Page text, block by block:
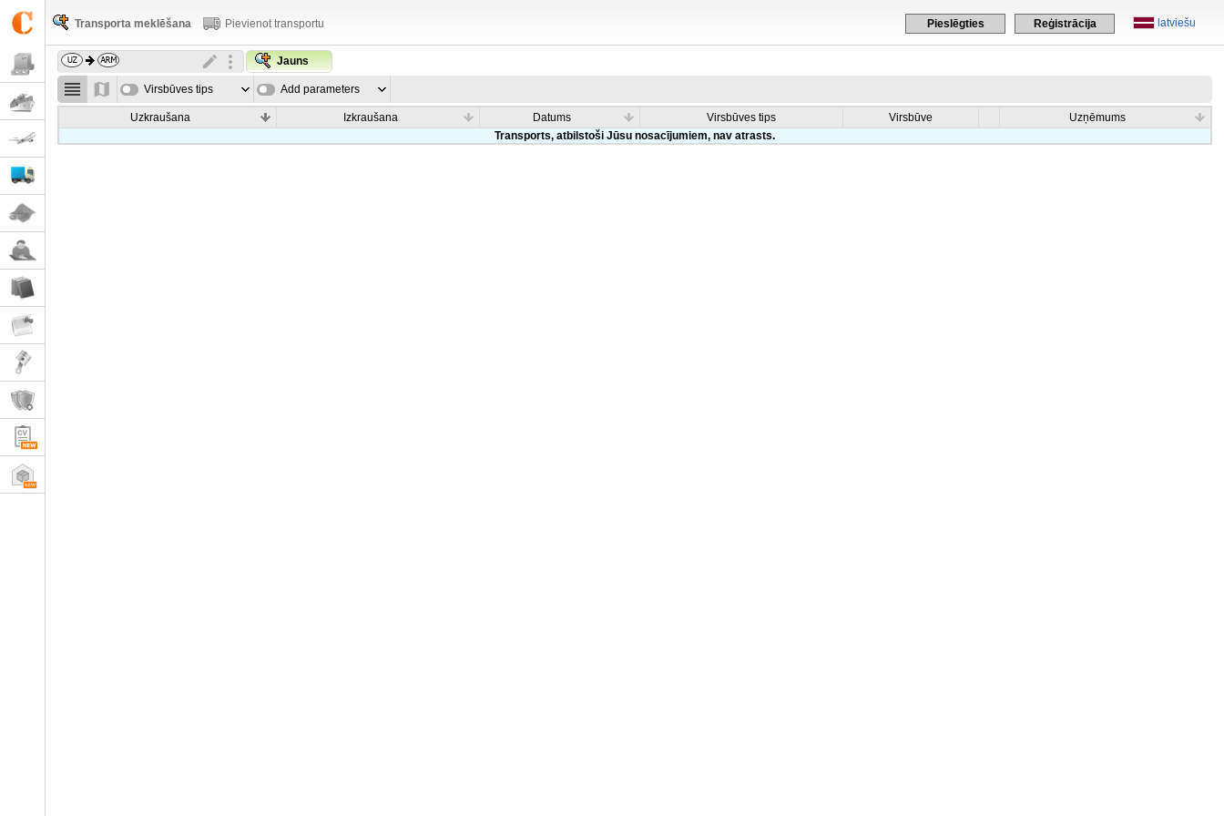
latviešu
Pieslēgties Reģistrācija
Transporta meklēšana Pievienot transportu
Jauns
Virsbūves tips Add parameters
Uzkraušana Izkraušana Datums Virsbūves tips Virsbūve
Uzņēmums
Transports, atbilstoši Jūsu nosacījumiem, nav atrasts.